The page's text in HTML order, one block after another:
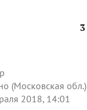
3
(Московская обл.)
2018, 14:01